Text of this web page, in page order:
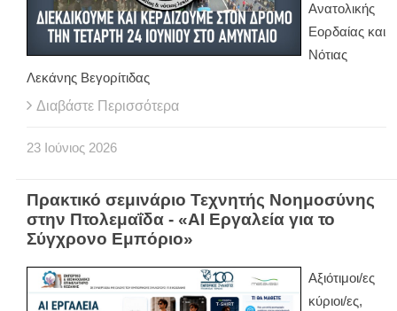
Ανατολικής
Εορδαίας και
Νότιας
Λεκάνης Βεγορίτιδας
Διαβάστε Περισσότερα
23 Ιούνιος 2026
Πρακτικό σεμινάριο Τεχνητής Νοημοσύνης
στην Πτολεμαΐδα - «AI Εργαλεία για το
Σύγχρονο Εμπόριο»
Αξιότιμοι/ες
κύριοι/ες,